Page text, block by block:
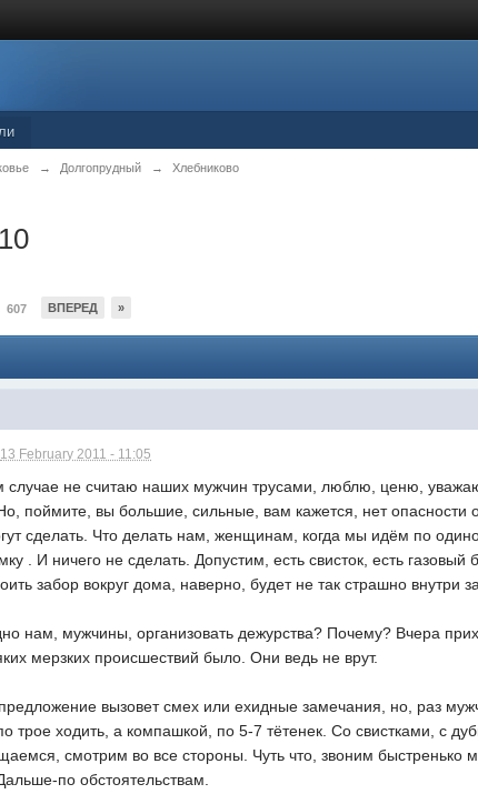
→ Долгопрудный → Хлебниково
607 ВПЕРЕД »
13 February 2011 - 11:05
случае не считаю наших мужчин трусами, люблю, ценю,
поймите, вы большие, сильные, вам кажется, нет
сделать. Что делать нам, женщинам, когда мы идём по
. И ничего не сделать. Допустим, есть свисток, есть газовый
забор вокруг дома, наверно, будет не так страшно внутри
нам, мужчины, организовать дежурства? Почему? Вчера
мерзких происшествий было. Они ведь не врут.
вызовет смех или ехидные замечания, но, раз
трое ходить, а компашкой, по 5-7 тётенек. Со свистками, с
смотрим во все стороны. Чуть что, звоним
по обстоятельствам.